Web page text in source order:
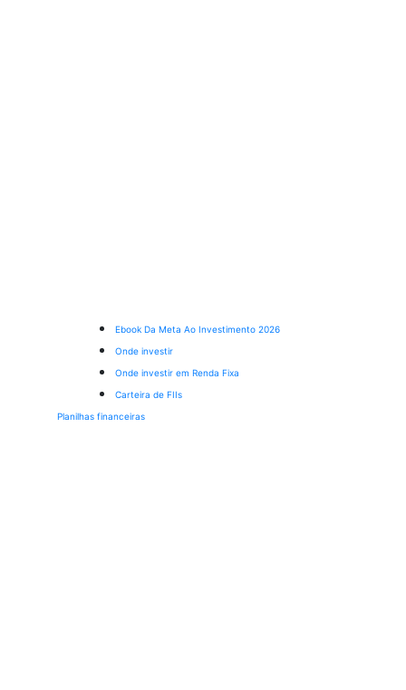
Ebook Da Meta Ao Investimento 2026
Onde investir
Onde investir em Renda Fixa
Carteira de FIIs
Planilhas financeiras